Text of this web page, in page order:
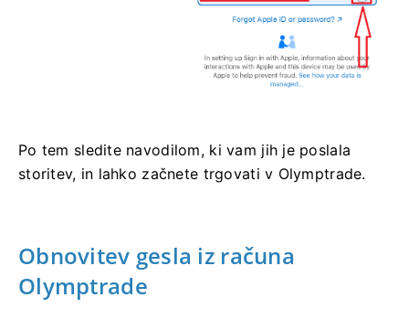
Po tem sledite navodilom, ki vam jih je poslala
storitev, in lahko začnete trgovati v Olymptrade.
Obnovitev gesla iz računa
Olymptrade